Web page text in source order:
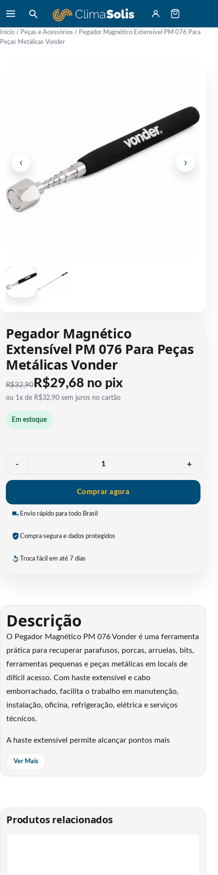
Início / Peças e Acessórios / Pegador Magnético Extensível PM 076 Para
Peças Metálicas Vonder
1 / 2
‹ ›
Pegador Magnético
Extensível PM 076 Para Peças
Metálicas Vonder
R$32,90 R$29,68 no pix
ou 1x de R$32,90 sem juros no cartão
Em estoque
- +
Comprar agora
Envio rápido para todo Brasil
Compra segura e dados protegidos
Troca fácil em até 7 dias
Descrição
O Pegador Magnético PM 076 Vonder é uma ferramenta
prática para recuperar parafusos, porcas, arruelas, bits,
ferramentas pequenas e peças metálicas em locais de
difícil acesso. Com haste extensível e cabo
emborrachado, facilita o trabalho em manutenção,
instalação, oficina, refrigeração, elétrica e serviços
técnicos.
A haste extensível permite alcançar pontos mais
profundos ou apertados, enquanto o cabo revestido de
borracha melhora a pegada durante o uso. A ponta
manter no kit de ferramentas.
Ver Mais
Produtos relacionados